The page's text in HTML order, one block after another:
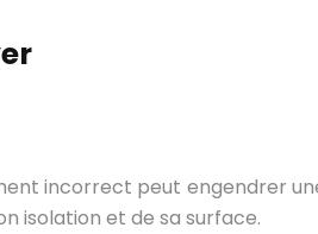
incorrect peut engendrer
isolation et de sa surface.